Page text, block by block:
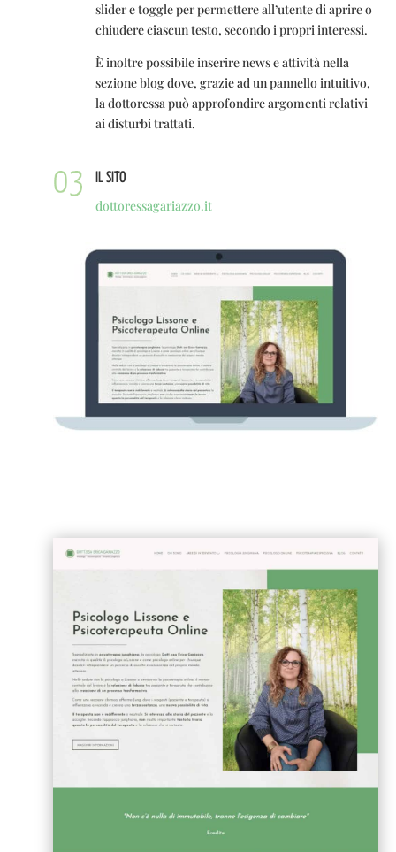
slider e toggle per permettere all’utente di aprire o
chiudere ciascun testo, secondo i propri interessi.
È inoltre possibile inserire news e attività nella
sezione blog dove, grazie ad un pannello intuitivo,
la dottoressa può approfondire argomenti relativi
ai disturbi trattati.
IL SITO
dottoressagariazzo.it